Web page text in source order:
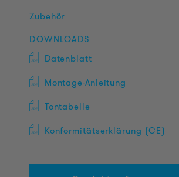
Zubehör
DOWNLOADS
Datenblatt
Montage-Anleitung
Tontabelle
Konformitätserklärung (CE)